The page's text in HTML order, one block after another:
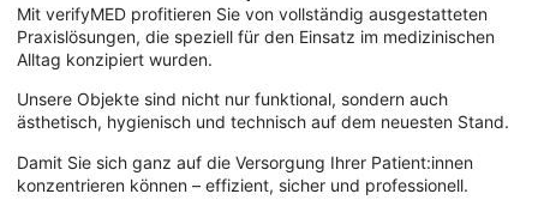
Mit verifyMED profitieren Sie von vollständig ausgestatteten
Praxislösungen, die speziell für den Einsatz im medizinischen
Alltag konzipiert wurden.
Unsere Objekte sind nicht nur funktional, sondern auch
ästhetisch, hygienisch und technisch auf dem neuesten Stand.
Damit Sie sich ganz auf die Versorgung Ihrer Patient:innen
konzentrieren können – effizient, sicher und professionell.